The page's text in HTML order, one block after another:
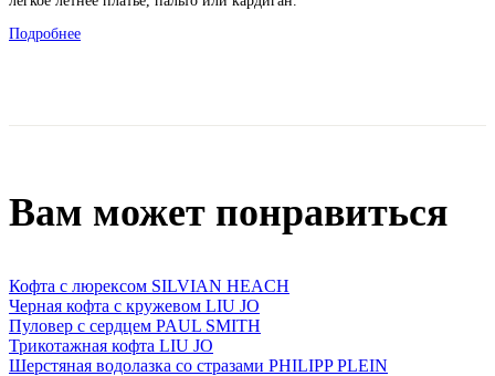
Подробнее
Вам может понравиться
Кофта с люрексом SILVIAN HEACH
Черная кофта с кружевом LIU JO
Пуловер с сердцем PAUL SMITH
Трикотажная кофта LIU JO
Шерстяная водолазка со стразами PHILIPP PLEIN